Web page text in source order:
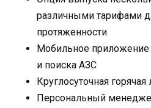
различными тарифами
протяженности
Мобильное приложение
и поиска АЗС
Круглосуточная горячая
Персональный